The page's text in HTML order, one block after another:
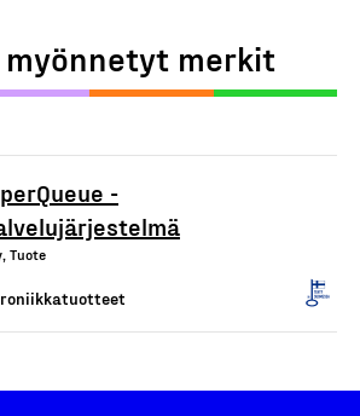
merkit
-
Tuote